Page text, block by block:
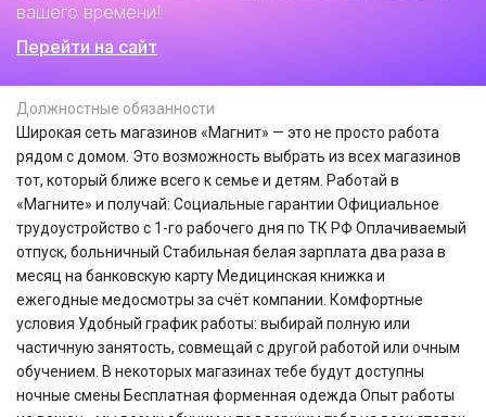
вашего времени!
Перейти на сайт
Должностные обязанности
Широкая сеть магазинов «Магнит» — это не просто работа
рядом с домом. Это возможность выбрать из всех магазинов
тот, который ближе всего к семье и детям. Работай в
«Магните» и получай: Социальные гарантии Официальное
трудоустройство с 1-го рабочего дня по ТК РФ Оплачиваемый
отпуск, больничный Стабильная белая зарплата два раза в
месяц на банковскую карту Медицинская книжка и
ежегодные медосмотры за счёт компании. Комфортные
условия Удобный график работы: выбирай полную или
частичную занятость, совмещай с другой работой или очным
обучением. В некоторых магазинах тебе будут доступны
ночные смены Бесплатная форменная одежда Опыт работы